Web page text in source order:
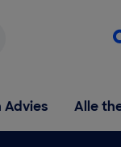
Advies Alle